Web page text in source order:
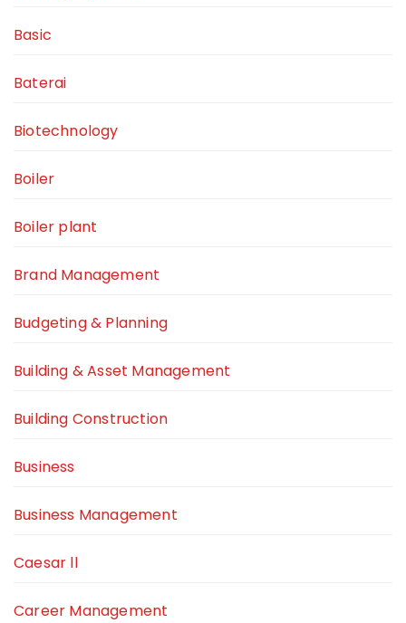
Basic
Baterai
Biotechnology
Boiler
Boiler plant
Brand Management
Budgeting & Planning
Building & Asset Management
Building Construction
Business
Business Management
Caesar ll
Career Management